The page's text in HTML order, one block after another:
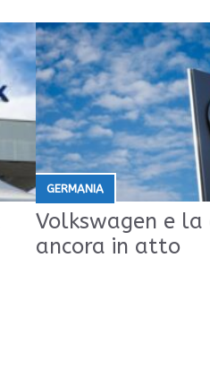
GERMANIA
Volkswagen e la
ancora in atto